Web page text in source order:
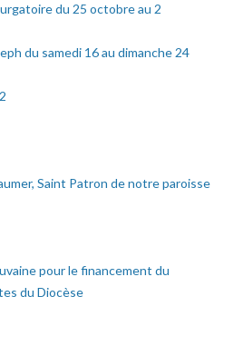
du 25 octobre au 2
du samedi 16 au dimanche 24
Saint Patron de notre paroisse
pour le financement du
du Diocèse